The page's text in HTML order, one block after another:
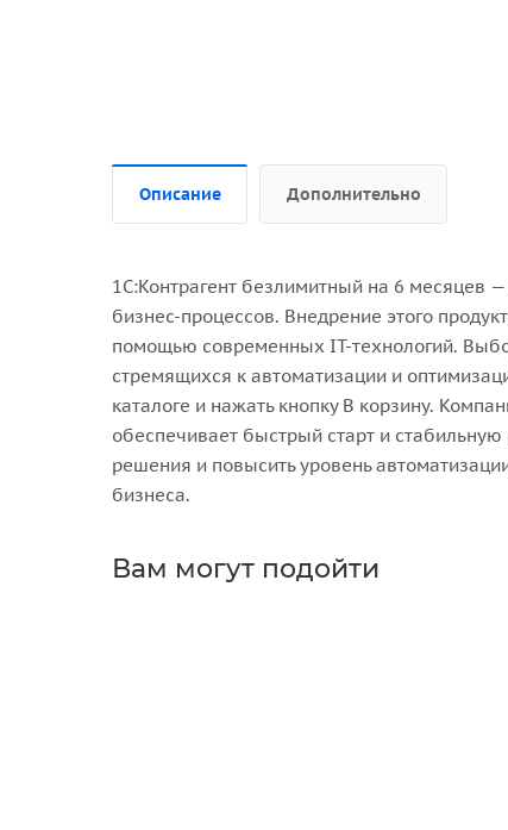
Описание Дополнительно
1С:Контрагент безлимитный на 6 месяцев
бизнес-процессов. Внедрение этого
помощью современных IT-технологий.
стремящихся к автоматизации и
каталоге и нажать кнопку В корзину.
обеспечивает быстрый старт и
решения и повысить уровень
бизнеса.
Вам могут подойти